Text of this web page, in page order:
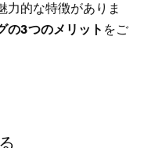
力的な特徴がありま
の3つのメリット をご